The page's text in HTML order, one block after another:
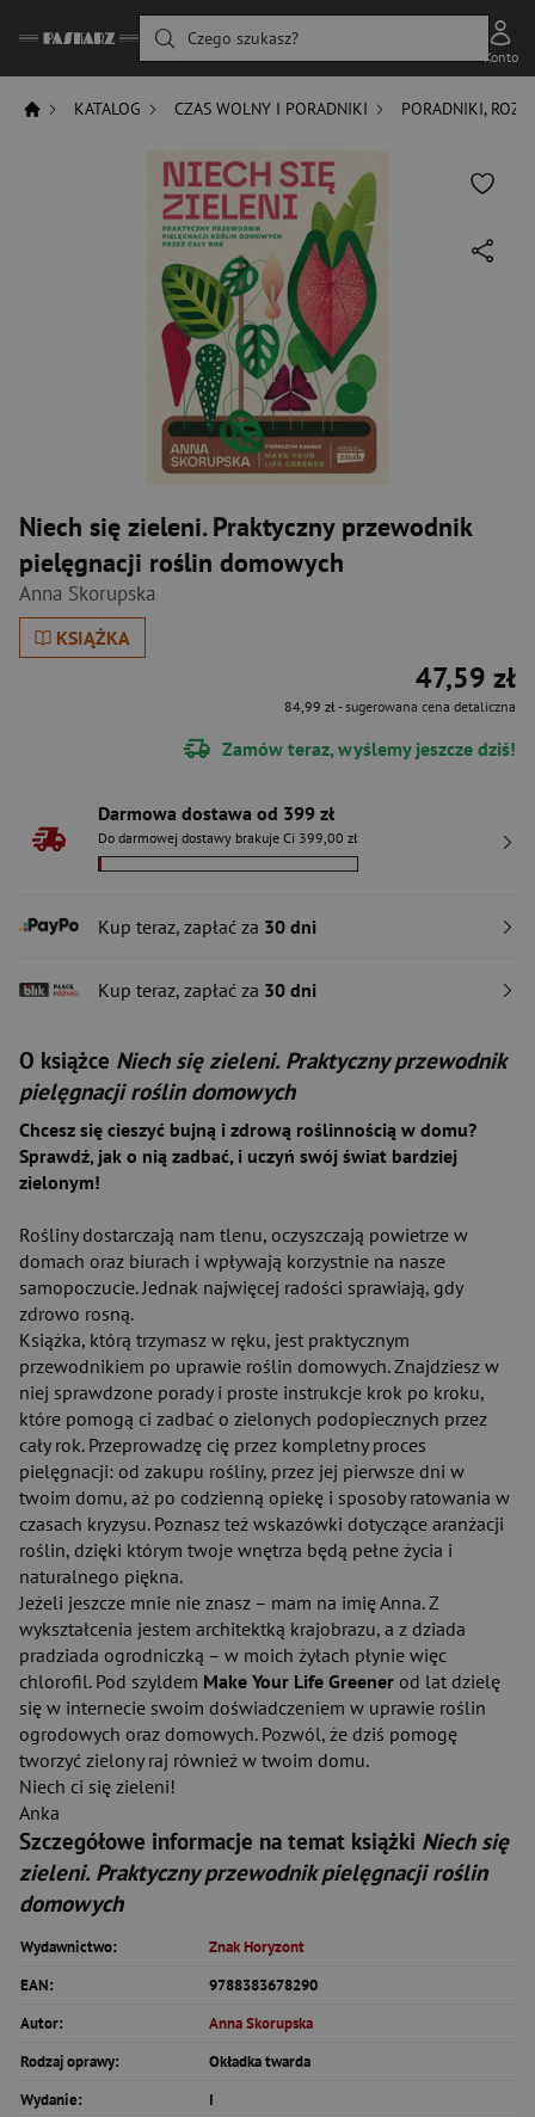
Czego szukasz?
Konto
KATALOG CZAS WOLNY I PORADNIKI PORADNIKI,
Niech się zieleni. Praktyczny przewodnik
pielęgnacji roślin domowych
Anna Skorupska
KSIĄŻKA
47,59 zł
84,99 zł- sugerowana cena detaliczna
Zamów teraz, wyślemy jeszcze dziś!
Darmowa dostawa od 399 zł
Do darmowej dostawy brakuje Ci 399,00 zł
Kup teraz, zapłać za 30 dni
Kup teraz, zapłać za 30 dni
O książce Niech się zieleni. Praktyczny przewodnik
pielęgnacji roślin domowych
Chcesz się cieszyć bujną i zdrową roślinnością w domu?
Sprawdź, jak o nią zadbać, i uczyń swój świat bardziej
zielonym!
Rośliny dostarczają nam tlenu, oczyszczają powietrze w
domach oraz biurach i wpływają korzystnie na nasze
samopoczucie. Jednak najwięcej radości sprawiają, gdy
zdrowo rosną.
Książka, którą trzymasz w ręku, jest praktycznym
przewodnikiem po uprawie roślin domowych. Znajdziesz w
niej sprawdzone porady i proste instrukcje krok po kroku,
które pomogą ci zadbać o zielonych podopiecznych przez
cały rok. Przeprowadzę cię przez kompletny proces
pielęgnacji: od zakupu rośliny, przez jej pierwsze dni w
twoim domu, aż po codzienną opiekę i sposoby ratowania w
czasach kryzysu. Poznasz też wskazówki dotyczące aranżacji
roślin, dzięki którym twoje wnętrza będą pełne życia i
naturalnego piękna.
Jeżeli jeszcze mnie nie znasz – mam na imię Anna. Z
wykształcenia jestem architektką krajobrazu, a z dziada
pradziada ogrodniczką – w moich żyłach płynie więc
chlorofil. Pod szyldem Make Your Life Greener od lat dzielę
się w internecie swoim doświadczeniem w uprawie roślin
ogrodowych oraz domowych. Pozwól, że dziś pomogę
tworzyć zielony raj również w twoim domu.
Niech ci się zieleni!
Anka
Szczegółowe informacje na temat książki Niech się
zieleni. Praktyczny przewodnik pielęgnacji roślin
domowych
Wydawnictwo:
Znak Horyzont
EAN:
9788383678290
Autor:
Anna Skorupska
Rodzaj oprawy:
Okładka twarda
Wydanie:
I